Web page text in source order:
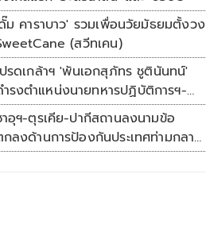
ม คาราบาว' รวมเพื่อนวัยมัธยมตั้งวง
(สวีทเคน)
รดเกล้าฯ 'พันเอกสุภัทร ชูตินันทน์'
รงตำแหน่งนายทหารปฏิบัติการฯ-
ะราชทานยศ 'พลตรี'
อุฯ-ตุรเคีย-ปากีสถานลงนามข้อ
ลงด้านการป้องกันประเทศท่ามกลาง
ครามในภูมิภาค